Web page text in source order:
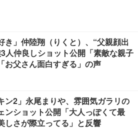
き」仲陸翔（りくと）、“父親顔出
3人仲良しショット公開「素敵な親子
お父さん面白すぎる」の声
ン2」永尾まりや、雰囲気ガラリの
ンショット公開「大人っぽくて最
しさが際立ってる」と反響